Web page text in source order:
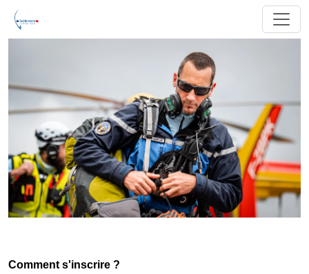
Comment s'inscrire ?